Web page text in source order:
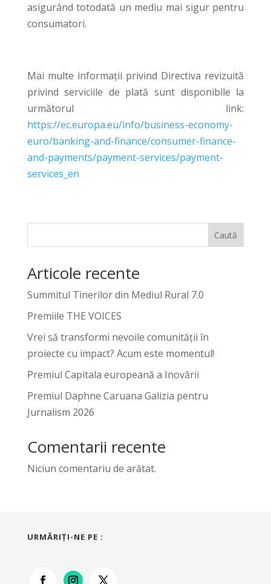
asigurând totodată un mediu mai sigur pentru
consumatori.
Mai multe informații privind Directiva revizuită
privind serviciile de plată sunt disponibile la
următorul link:
https://ec.europa.eu/info/business-economy-
euro/banking-and-finance/consumer-finance-
and-payments/payment-services/payment-
services_en
Caută
Articole recente
Summitul Tinerilor din Mediul Rural 7.0
Premiile THE VOICES
Vrei să transformi nevoile comunității în
proiecte cu impact? Acum este momentul!
Premiul Capitala europeană a Inovării
Premiul Daphne Caruana Galizia pentru
Jurnalism 2026
Comentarii recente
Niciun comentariu de arătat.
URMĂRIŢI-NE PE :